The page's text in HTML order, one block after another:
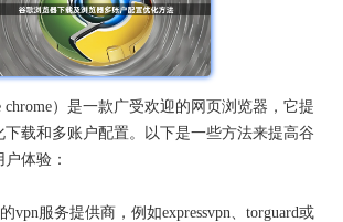
chrome）是一款广受欢迎的网页浏览器，它提
载和多账户配置。以下是一些方法来提高谷
体验：
vpn服务提供商，例如expressvpn、torguard或